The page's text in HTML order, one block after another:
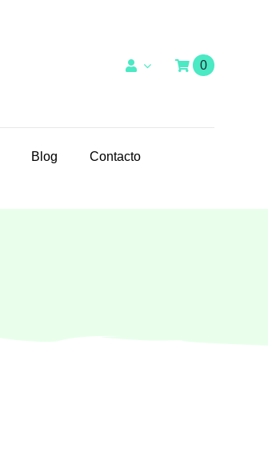
0
Blog Contacto